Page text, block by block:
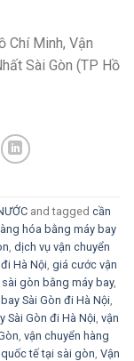
Chí Minh, Vận
Sài Gòn (TP Hồ
and tagged cần
hóa bằng máy bay
, dịch vụ vận chuyển
Hà Nội, giá cước vận
gòn bằng máy bay,
Sài Gòn đi Hà Nội,
Sài Gòn đi Hà Nội, vận
, vận chuyển hàng
tế tại sài gòn, Vận